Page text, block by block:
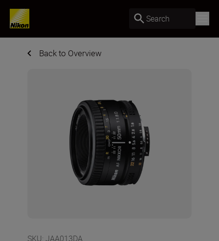
Search
Back to Overview
SKU: JAA013DA